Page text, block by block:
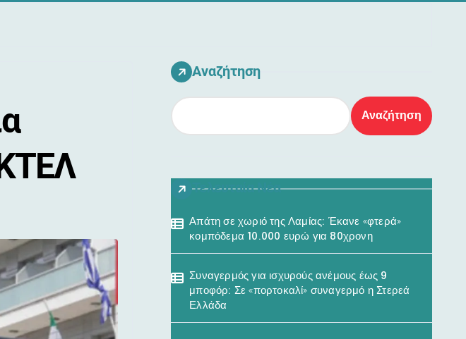
Αναζήτηση
Αναζήτηση
Τελευταία Νέα
Απάτη σε χωριό της Λαμίας: Έκανε «φτερά»
κομπόδεμα 10.000 ευρώ για 80χρονη
Συναγερμός για ισχυρούς ανέμους έως 9
μποφόρ: Σε «πορτοκαλί» συναγερμό η Στερεά
Ελλάδα